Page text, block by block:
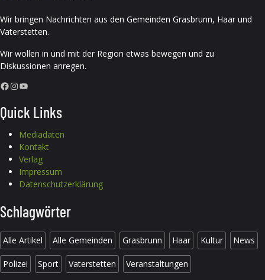
Wir bringen Nachrichten aus den Gemeinden Grasbrunn, Haar und
Vaterstetten.
Wir wollen in und mit der Region etwas bewegen und zu
Diskussionen anregen.
Facebook InstagramYouTube
Quick Links
Mediadaten
Kontakt
Verlag
Impressum
Datenschutzerklärung
Schlagwörter
Alle Artikel Alle Gemeinden Grasbrunn Haar Kultur News
Polizei Sport Vaterstetten Veranstaltungen